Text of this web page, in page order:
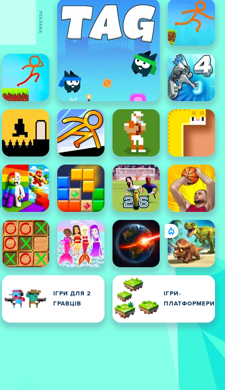
ІГРИ ДЛЯ 2
ГРАВЦІВ
ІГРИ-
ПЛАТФОРМЕРИ
РЕКЛАМА